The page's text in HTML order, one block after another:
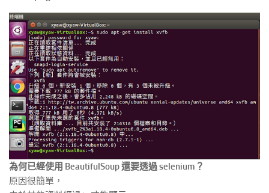
為何已經使用 BeautifulSoup 還要透過 selenium？
原因很簡單，